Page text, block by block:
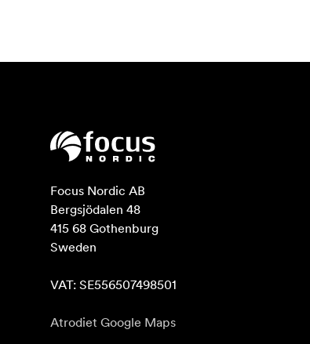
Focus Nordic AB
Bergsjödalen 48
415 68 Gothenburg
Sweden
VAT: SE556507498501
Atrodiet Google Maps